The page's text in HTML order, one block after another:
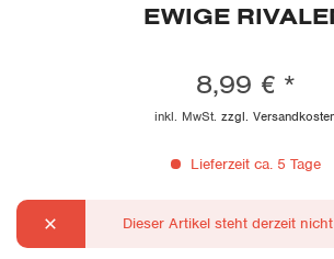
EWIGE
8,99 € *
inkl. MwSt. zzgl.
Lieferzeit ca. 5 Tage
Dieser Artikel steht derzeit